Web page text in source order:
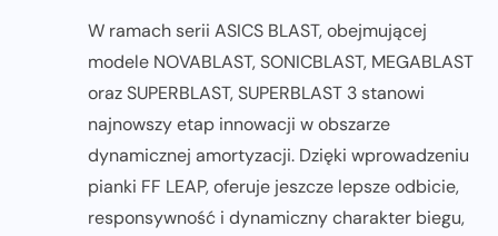
W ramach serii ASICS BLAST, obejmującej
modele NOVABLAST, SONICBLAST, MEGABLAST
oraz SUPERBLAST, SUPERBLAST 3 stanowi
najnowszy etap innowacji w obszarze
dynamicznej amortyzacji. Dzięki wprowadzeniu
pianki FF LEAP, oferuje jeszcze lepsze odbicie,
responsywność i dynamiczny charakter biegu,